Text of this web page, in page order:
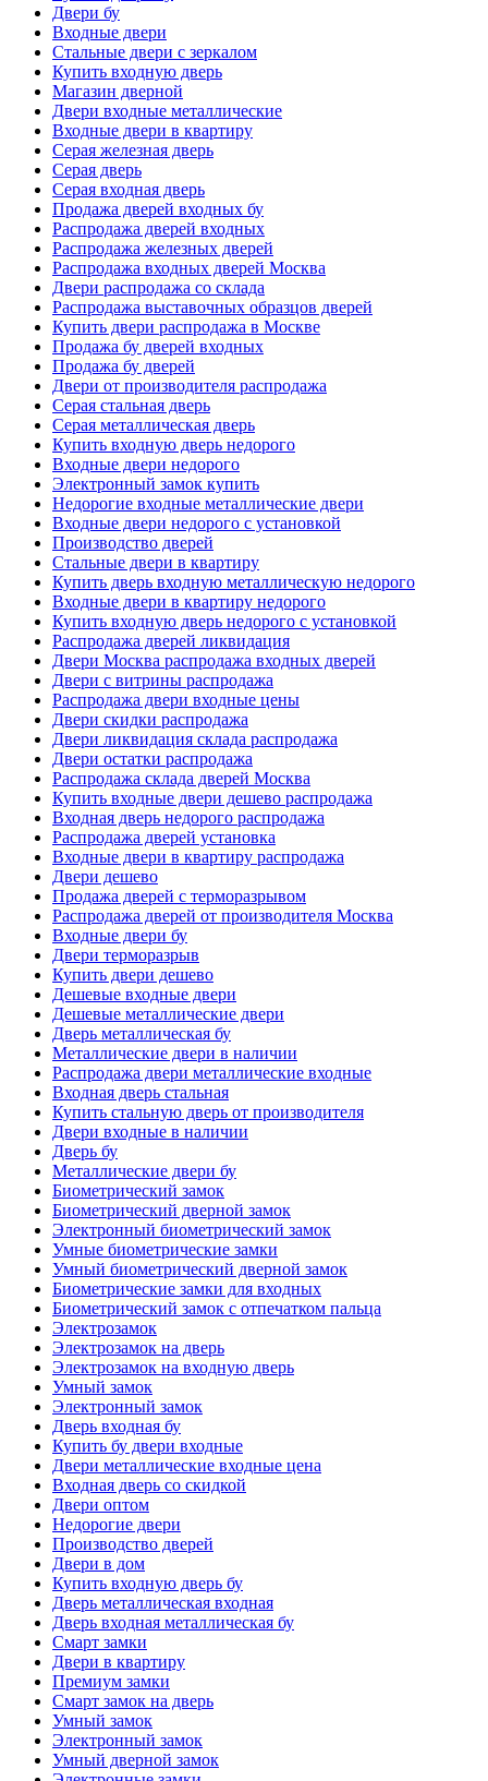
Двери бу
Входные двери
Стальные двери с зеркалом
Купить входную дверь
Магазин дверной
Двери входные металлические
Входные двери в квартиру
Серая железная дверь
Серая дверь
Серая входная дверь
Продажа дверей входных бу
Распродажа дверей входных
Распродажа железных дверей
Распродажа входных дверей Москва
Двери распродажа со склада
Распродажа выставочных образцов дверей
Купить двери распродажа в Москве
Продажа бу дверей входных
Продажа бу дверей
Двери от производителя распродажа
Серая стальная дверь
Серая металлическая дверь
Купить входную дверь недорого
Входные двери недорого
Электронный замок купить
Недорогие входные металлические двери
Входные двери недорого с установкой
Производство дверей
Стальные двери в квартиру
Купить дверь входную металлическую недорого
Входные двери в квартиру недорого
Купить входную дверь недорого с установкой
Распродажа дверей ликвидация
Двери Москва распродажа входных дверей
Двери с витрины распродажа
Распродажа двери входные цены
Двери скидки распродажа
Двери ликвидация склада распродажа
Двери остатки распродажа
Распродажа склада дверей Москва
Купить входные двери дешево распродажа
Входная дверь недорого распродажа
Распродажа дверей установка
Входные двери в квартиру распродажа
Двери дешево
Продажа дверей с терморазрывом
Распродажа дверей от производителя Москва
Входные двери бу
Двери терморазрыв
Купить двери дешево
Дешевые входные двери
Дешевые металлические двери
Дверь металлическая бу
Металлические двери в наличии
Распродажа двери металлические входные
Входная дверь стальная
Купить стальную дверь от производителя
Двери входные в наличии
Дверь бу
Металлические двери бу
Биометрический замок
Биометрический дверной замок
Электронный биометрический замок
Умные биометрические замки
Умный биометрический дверной замок
Биометрические замки для входных
Биометрический замок с отпечатком пальца
Электрозамок
Электрозамок на дверь
Электрозамок на входную дверь
Умный замок
Электронный замок
Дверь входная бу
Купить бу двери входные
Двери металлические входные цена
Входная дверь со скидкой
Двери оптом
Недорогие двери
Производство дверей
Двери в дом
Купить входную дверь бу
Дверь металлическая входная
Дверь входная металлическая бу
Смарт замки
Двери в квартиру
Премиум замки
Смарт замок на дверь
Умный замок
Электронный замок
Умный дверной замок